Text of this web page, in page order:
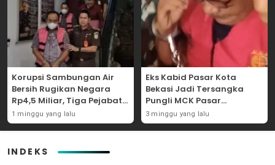
Korupsi Sambungan Air
Bersih Rugikan Negara
Rp4,5 Miliar, Tiga Pejabat
Perumda Dijerat
1 minggu yang lalu
Eks Kabid Pasar Kota
Bekasi Jadi Tersangka
Pungli MCK Pasar
Bantargebang
3 minggu yang lalu
INDEKS